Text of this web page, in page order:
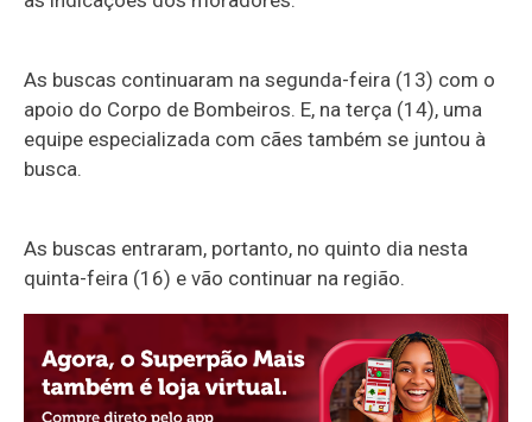
As buscas continuaram na segunda-feira (13) com o
apoio do Corpo de Bombeiros. E, na terça (14), uma
equipe especializada com cães também se juntou à
busca.
As buscas entraram, portanto, no quinto dia nesta
quinta-feira (16) e vão continuar na região.